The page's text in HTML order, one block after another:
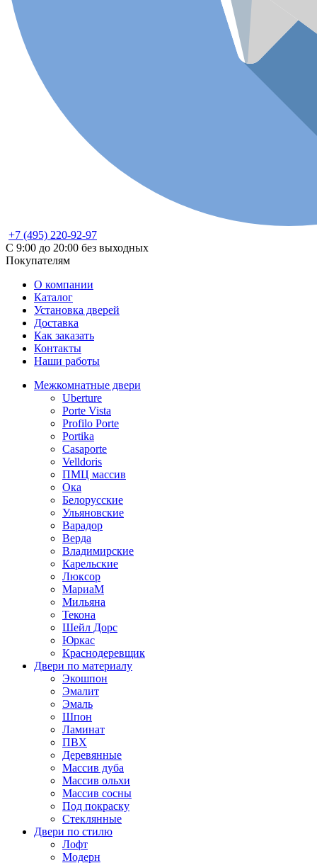
+7 (495) 220-92-97
С 9:00 до 20:00 без выходных
Покупателям
О компании
Каталог
Установка дверей
Доставка
Как заказать
Контакты
Наши работы
Межкомнатные двери
Uberture
Porte Vista
Profilo Porte
Portika
Casaporte
Velldoris
ПМЦ массив
Ока
Белорусские
Ульяновские
Варадор
Верда
Владимирские
Карельские
Люксор
МариаМ
Мильяна
Текона
Шейл Дорс
Юркас
Краснодеревщик
Двери по материалу
Экошпон
Эмалит
Эмаль
Шпон
Ламинат
ПВХ
Деревянные
Массив дуба
Массив ольхи
Массив сосны
Под покраску
Стеклянные
Двери по стилю
Лофт
Модерн